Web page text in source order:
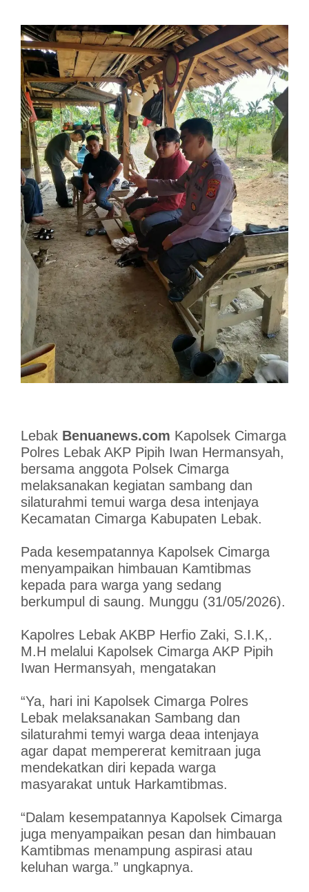
Lebak Benuanews.com Kapolsek Cimarga
Polres Lebak AKP Pipih Iwan Hermansyah,
bersama anggota Polsek Cimarga
melaksanakan kegiatan sambang dan
silaturahmi temui warga desa intenjaya
Kecamatan Cimarga Kabupaten Lebak.
Pada kesempatannya Kapolsek Cimarga
menyampaikan himbauan Kamtibmas
kepada para warga yang sedang
berkumpul di saung. Munggu (31/05/2026).
Kapolres Lebak AKBP Herfio Zaki, S.I.K,.
M.H melalui Kapolsek Cimarga AKP Pipih
Iwan Hermansyah, mengatakan
“Ya, hari ini Kapolsek Cimarga Polres
Lebak melaksanakan Sambang dan
silaturahmi temyi warga deaa intenjaya
agar dapat mempererat kemitraan juga
mendekatkan diri kepada warga
masyarakat untuk Harkamtibmas.
“Dalam kesempatannya Kapolsek Cimarga
juga menyampaikan pesan dan himbauan
Kamtibmas menampung aspirasi atau
keluhan warga.” ungkapnya.